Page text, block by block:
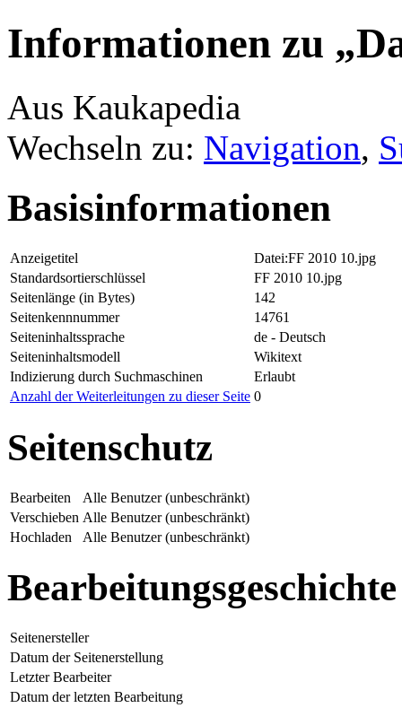
Informationen zu
Aus Kaukapedia
Wechseln zu: Navigation,
Basisinformationen
Anzeigetitel
Datei:FF 2010 10.jpg
Standardsortierschlüssel
FF 2010 10.jpg
Seitenlänge (in Bytes)
142
Seitenkennnummer
14761
Seiteninhaltssprache
de - Deutsch
Seiteninhaltsmodell
Wikitext
Indizierung durch Suchmaschinen
Erlaubt
Anzahl der Weiterleitungen zu dieser Seite 0
Seitenschutz
Bearbeiten
Alle Benutzer (unbeschränkt)
Verschieben Alle Benutzer (unbeschränkt)
Hochladen
Alle Benutzer (unbeschränkt)
Bearbeitungsgeschichte
Seitenersteller
Datum der Seitenerstellung
Letzter Bearbeiter
Datum der letzten Bearbeitung